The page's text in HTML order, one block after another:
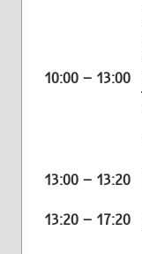
10:00 – 13:00
13:00 – 13:20
13:20 – 17:20